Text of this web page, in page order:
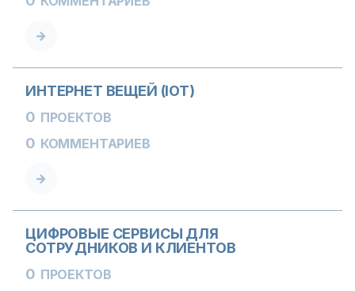
ИНТЕРНЕТ ВЕЩЕЙ (IOT)
0 ПРОЕКТОВ
0 КОММЕНТАРИЕВ
ЦИФРОВЫЕ СЕРВИСЫ ДЛЯ
СОТРУДНИКОВ И КЛИЕНТОВ
0 ПРОЕКТОВ